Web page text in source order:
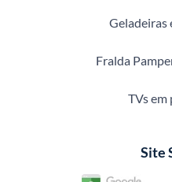
Geladeiras
Fralda
TVs em
Site